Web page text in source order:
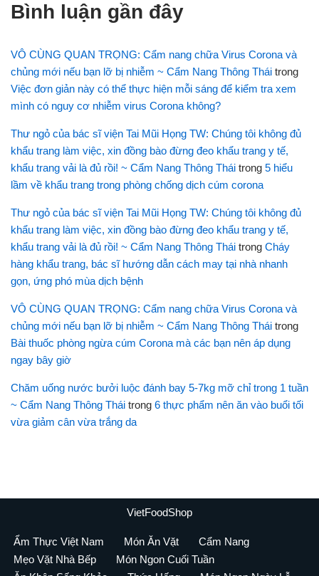
Bình luận gần đây
VÔ CÙNG QUAN TRỌNG: Cẩm nang chữa Virus Corona và
chủng mới nếu bạn lỡ bị nhiễm ~ Cẩm Nang Thông Thái trong
Việc đơn giản này có thể thực hiện mỗi sáng để kiểm tra xem
mình có nguy cơ nhiễm virus Corona không?
Thư ngỏ của bác sĩ viện Tai Mũi Họng TW: Chúng tôi không đủ
khẩu trang làm việc, xin đồng bào đừng đeo khẩu trang y tế,
khẩu trang vải là đủ rồi! ~ Cẩm Nang Thông Thái trong 5 hiểu
lầm về khẩu trang trong phòng chống dịch cúm corona
Thư ngỏ của bác sĩ viện Tai Mũi Họng TW: Chúng tôi không đủ
khẩu trang làm việc, xin đồng bào đừng đeo khẩu trang y tế,
khẩu trang vải là đủ rồi! ~ Cẩm Nang Thông Thái trong Cháy
hàng khẩu trang, bác sĩ hướng dẫn cách may tại nhà nhanh
gọn, ứng phó mùa dịch bệnh
VÔ CÙNG QUAN TRỌNG: Cẩm nang chữa Virus Corona và
chủng mới nếu bạn lỡ bị nhiễm ~ Cẩm Nang Thông Thái trong
Bài thuốc phòng ngừa cúm Corona mà các bạn nên áp dụng
ngay bây giờ
Chăm uống nước bưởi luộc đánh bay 5-7kg mỡ chỉ trong 1 tuần
~ Cẩm Nang Thông Thái trong 6 thực phẩm nên ăn vào buổi tối
vừa giảm cân vừa trắng da
VietFoodShop
Ẩm Thực Việt Nam Món Ăn Vặt
Cẩm Nang
Mẹo Vặt Nhà Bếp
Món Ngon Cuối Tuần